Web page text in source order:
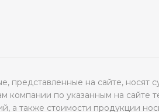
представленные на сайте,
компании по указанным на сайте
а также стоимости продукции